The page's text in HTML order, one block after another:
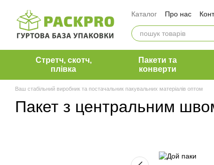
Каталог Про нас
Оплата і доставка
Обмін та повернення
Блог ПакПро
Наші
Стретч, скотч,
плівка
Пакети та
конверти
Ваш стабільний виробник та постачальник пакувальних матеріалів оптом
Пакет з центральним